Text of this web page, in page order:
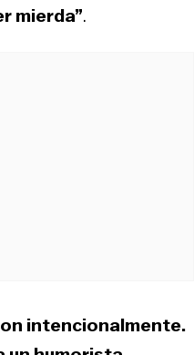
mierda”.
intencionalmente.